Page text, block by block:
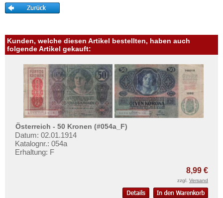
Kunden, welche diesen Artikel bestellten, haben auch
folgende Artikel gekauft:
Österreich - 50 Kronen (#054a_F)
Datum: 02.01.1914
Katalognr.: 054a
Erhaltung: F
8,99 €
zzgl. Versand